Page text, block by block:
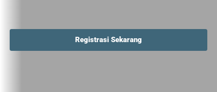
Registrasi Sekarang